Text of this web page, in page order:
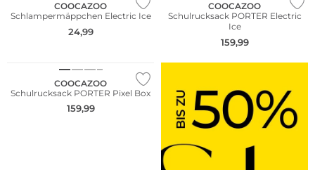
COOCAZOO
Schlampermäppchen Electric Ice
24,99
COOCAZOO
Schulrucksack PORTER Electric
Ice
159,99
COOCAZOO
Schulrucksack PORTER Pixel Box
159,99